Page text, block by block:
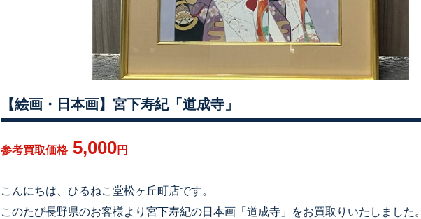
【絵画・日本画】宮下寿紀「道成寺」
参考買取価格5,000円
こんにちは、ひるねこ堂松ヶ丘町店です。
このたび長野県のお客様より宮下寿紀の日本画「道成寺」をお買取りいたしました。